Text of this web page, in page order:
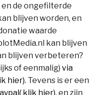
de ongefilterde
blijven worden, en
waarde
kan blijven
blijven verbeteren?
of eenmalig) via
hier). Tevens is er een
klik hier), en zijn